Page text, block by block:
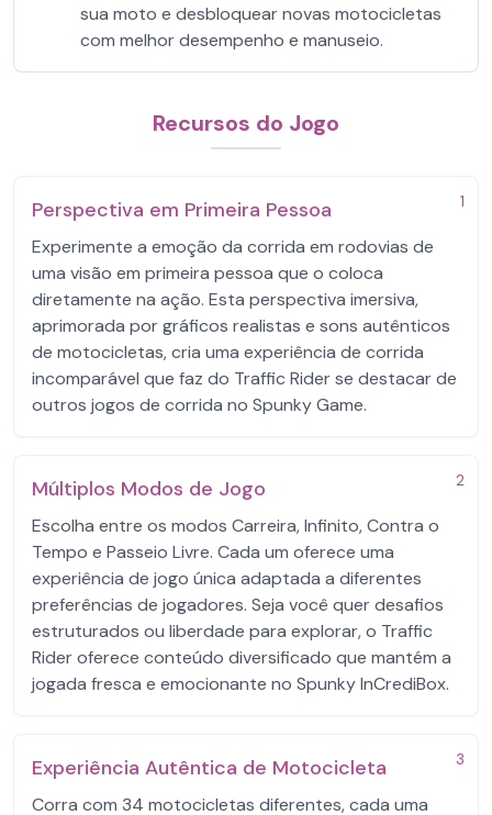
sua moto e desbloquear novas motocicletas
com melhor desempenho e manuseio.
Recursos do Jogo
1
Perspectiva em Primeira Pessoa
Experimente a emoção da corrida em rodovias de
uma visão em primeira pessoa que o coloca
diretamente na ação. Esta perspectiva imersiva,
aprimorada por gráficos realistas e sons autênticos
de motocicletas, cria uma experiência de corrida
incomparável que faz do Traffic Rider se destacar de
outros jogos de corrida no Spunky Game.
2
Múltiplos Modos de Jogo
Escolha entre os modos Carreira, Infinito, Contra o
Tempo e Passeio Livre. Cada um oferece uma
experiência de jogo única adaptada a diferentes
preferências de jogadores. Seja você quer desafios
estruturados ou liberdade para explorar, o Traffic
Rider oferece conteúdo diversificado que mantém a
jogada fresca e emocionante no Spunky InCrediBox.
3
Experiência Autêntica de Motocicleta
Corra com 34 motocicletas diferentes, cada uma